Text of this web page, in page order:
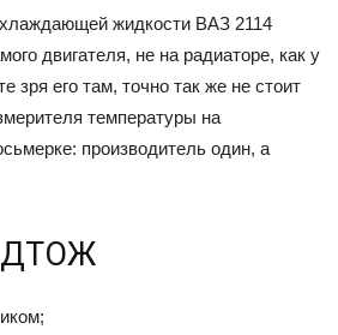
жидкости ВАЗ 2114
двигателя, не на радиаторе, как у
зря его там, точно так же не стоит
температуры на
производитель один, а
ДТОЖ